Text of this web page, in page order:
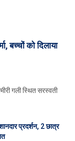
बच्चों को दिलाया
गली स्थित सरस्वती
प्रदर्शन, 2 छात्र